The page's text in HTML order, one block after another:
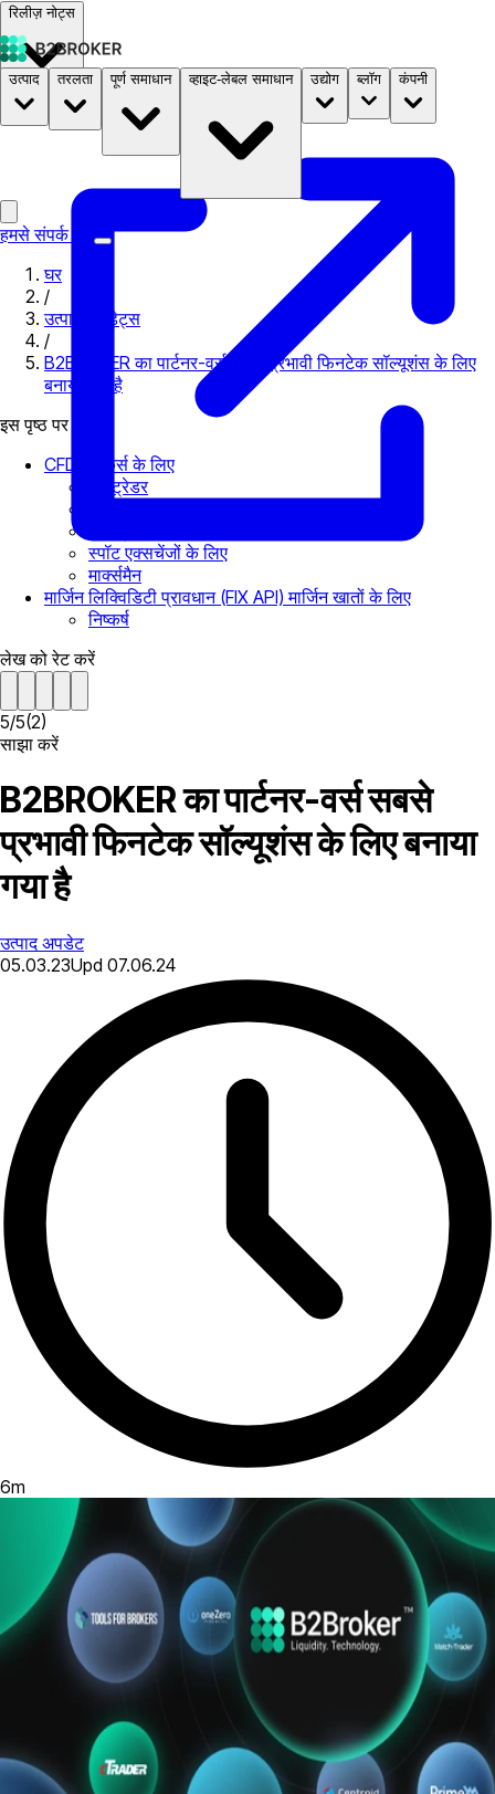
रिलीज़ नोट्स
दस्तावेज़ मूल्य निर्धारणB2STORE
उत्पाद तरलता पूर्ण समाधान व्हाइट-लेबल समाधान उद्योग ब्लॉग कंपनी
हमसे संपर्क करें
घर
/
उत्पाद अपडेट्स
/
B2BROKER का पार्टनर-वर्स सबसे प्रभावी फिनटेक सॉल्यूशंस के लिए
बनाया गया है
इस पृष्ठ पर
CFD ब्रोकर्स के लिए
मेटाट्रेडर
स्पॉट एक्सचेंजों के लिए
मार्क्समैन
मार्जिन लिक्विडिटी प्रावधान (FIX API) मार्जिन खातों के लिए
निष्कर्ष
लेख को रेट करें
5/5(2)
साझा करें
B2BROKER का पार्टनर-वर्स सबसे
प्रभावी फिनटेक सॉल्यूशंस के लिए बनाया
गया है
उत्पाद अपडेट
05.03.23Upd 07.06.24
6m